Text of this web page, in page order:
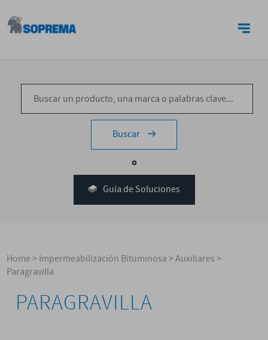
Buscar
o
Guía de Soluciones
Home>Impermeabilización Bituminosa>Auxiliares>
Paragravilla
PARAGRAVILLA